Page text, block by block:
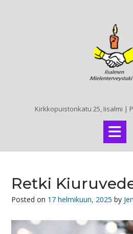
Kirkkopuistonkatu 25, Iisalmi |
Retki
Posted on 17 helmikuun, 2025 by